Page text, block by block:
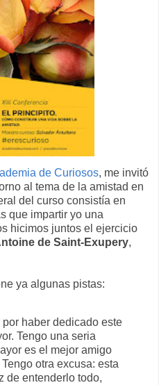
de Curiosos, me invitó
al tema de la amistad en
del curso consistía en
que impartir yo una
hicimos juntos el ejercicio
de Saint-Exupery,
ya algunas pistas:
haber dedicado este
Tengo una seria
es el mejor amigo
otra excusa: esta
de entenderlo todo,